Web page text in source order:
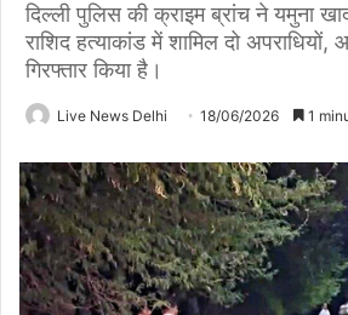
दिल्ली पुलिस की क्राइम ब्रांच ने यमुना
राशिद हत्याकांड में शामिल दो
गिरफ्तार किया है।
Live News Delhi 18/06/2026 1